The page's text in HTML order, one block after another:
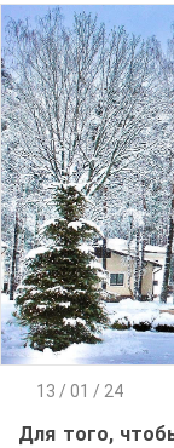
13 / 01 / 24
Для то­го,